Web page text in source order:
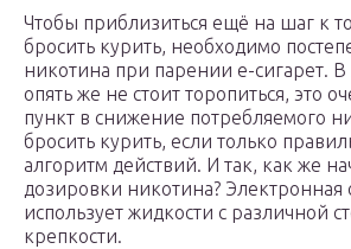
Чтобы приблизиться ещё на шаг к
бросить курить, необходимо
никотина при парении е-сигарет. В
опять же не стоит торопиться, это
пункт в снижение потребляемого
бросить курить, если только
алгоритм действий. И так, как же
дозировки никотина? Электронная
использует жидкости с различной
крепкости.